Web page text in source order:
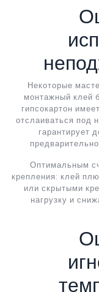
Некоторые
монтажный клей
гипсокартон
отслаиваться под
гарантирует
Оптимальным
крепления: клей
или скрытыми
нагрузку и